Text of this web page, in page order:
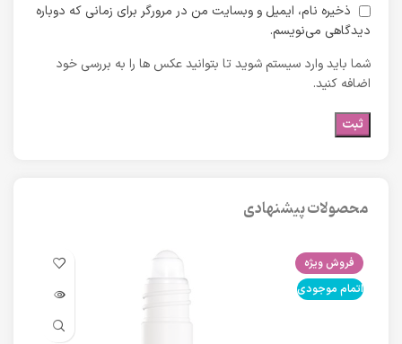
ذخیره نام، ایمیل و وبسایت من در مرورگر برای زمانی که دوباره
دیدگاهی می‌نویسم.
شما باید وارد سیستم شوید تا بتوانید عکس ها را به بررسی خود
اضافه کنید.
محصولات پیشنهادی
فروش ویژه
اتمام موجودی